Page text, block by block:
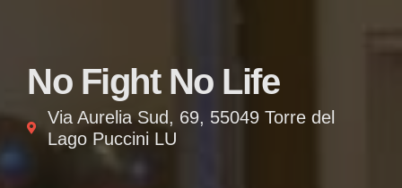
No Fight No Life
Via Aurelia Sud, 69, 55049 Torre del
Lago Puccini LU